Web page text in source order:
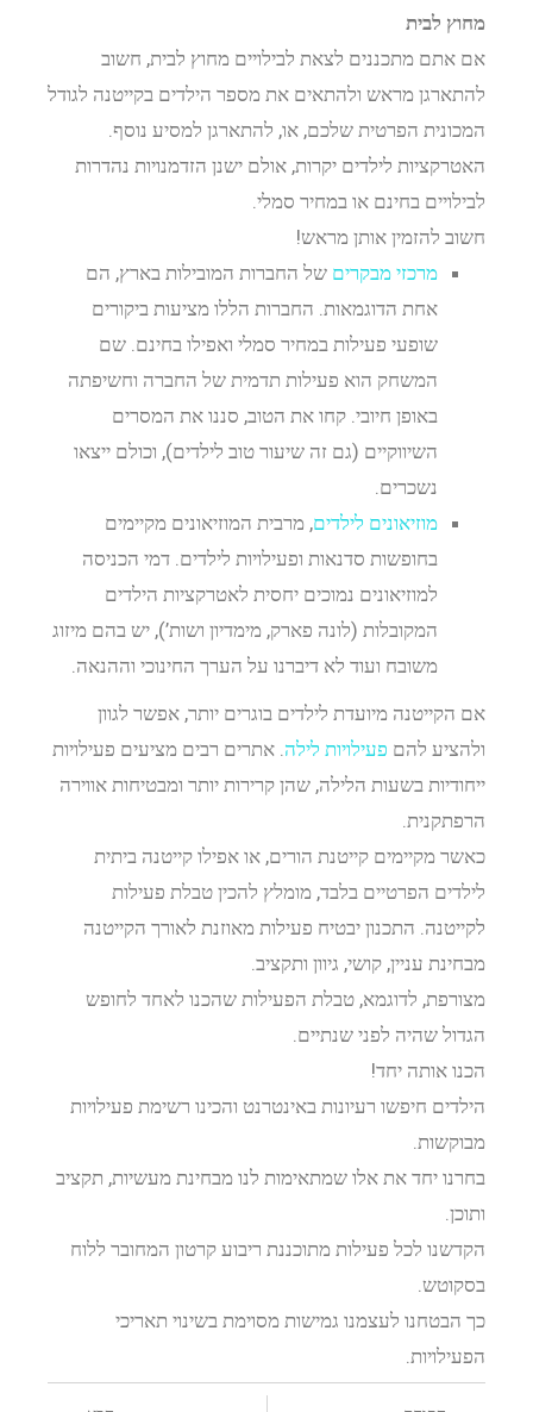
מחוץ לבית
אם אתם מתכננים לצאת לבילויים מחוץ לבית, חשוב
להתארגן מראש ולהתאים את מספר הילדים בקייטנה לגודל
המכונית הפרטית שלכם, או, להתארגן למסיע נוסף.
האטרקציות לילדים יקרות, אולם ישנן הזדמנויות נהדרות
לבילויים בחינם או במחיר סמלי.
חשוב להזמין אותן מראש!
מרכזי מבקרים של החברות המובילות בארץ, הם
אחת הדוגמאות. החברות הללו מציעות ביקורים
שופעי פעילות במחיר סמלי ואפילו בחינם. שם
המשחק הוא פעילות תדמית של החברה וחשיפתה
באופן חיובי. קחו את הטוב, סננו את המסרים
השיווקיים (גם זה שיעור טוב לילדים), וכולם ייצאו
נשכרים.
מוזיאונים לילדים, מרבית המוזיאונים מקיימים
בחופשות סדנאות ופעילויות לילדים. דמי הכניסה
למוזיאונים נמוכים יחסית לאטרקציות הילדים
המקובלות (לונה פארק, מימדיון ושות’), יש בהם מיזוג
משובח ועוד לא דיברנו על הערך החינוכי וההנאה.
אם הקייטנה מיועדת לילדים בוגרים יותר, אפשר לגוון
ולהציע להם פעילויות לילה . אתרים רבים מציעים פעילויות
ייחודיות בשעות הלילה, שהן קרירות יותר ומבטיחות אווירה
הרפתקנית.
כאשר מקיימים קייטנת הורים, או אפילו קייטנה ביתית
לילדים הפרטיים בלבד, מומלץ להכין טבלת פעילות
לקייטנה. התכנון יבטיח פעילות מאוזנת לאורך הקייטנה
מבחינת עניין, קושי, גיוון ותקציב.
מצורפת, לדוגמא, טבלת הפעילות שהכנו לאחד לחופש
הגדול שהיה לפני שנתיים.
הכנו אותה יחד!
הילדים חיפשו רעיונות באינטרנט והכינו רשימת פעילויות
מבוקשות.
בחרנו יחד את אלו שמתאימות לנו מבחינת מעשיות, תקציב
ותוכן.
הקדשנו לכל פעילות מתוכננת ריבוע קרטון המחובר ללוח
בסקוטש.
כך הבטחנו לעצמנו גמישות מסוימת בשינוי תאריכי
הפעילויות.